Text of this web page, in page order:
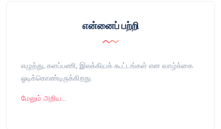
என்னைப் பற்றி
எழுத்து, களப்பணி, இலக்கியக் கூட்டங்கள் என வாழ்க்கை
ஓடிக்கொண்டிருக்கிறது.
மேலும் அறிய…